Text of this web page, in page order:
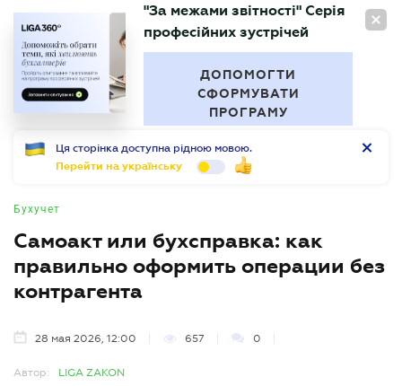
RU
БУХГАЛТЕР
"За межами звітності" Серія
професійних зустрічей
ДОПОМОГТИ
СФОРМУВАТИ
ПРОГРАМУ
Ця сторінка доступна рідною мовою.
Перейти на українську
Бухучет
Самоакт или бухсправка: как
правильно оформить операции без
контрагента
28 мая 2026, 12:00 657 0
Автор: LIGA ZAKON